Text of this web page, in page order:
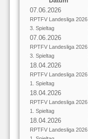
07.06.2026
RPTFV Landesliga 2026
3. Spieltag
07.06.2026
RPTFV Landesliga 2026
3. Spieltag
18.04.2026
RPTFV Landesliga 2026
1. Spieltag
18.04.2026
RPTFV Landesliga 2026
1. Spieltag
18.04.2026
RPTFV Landesliga 2026